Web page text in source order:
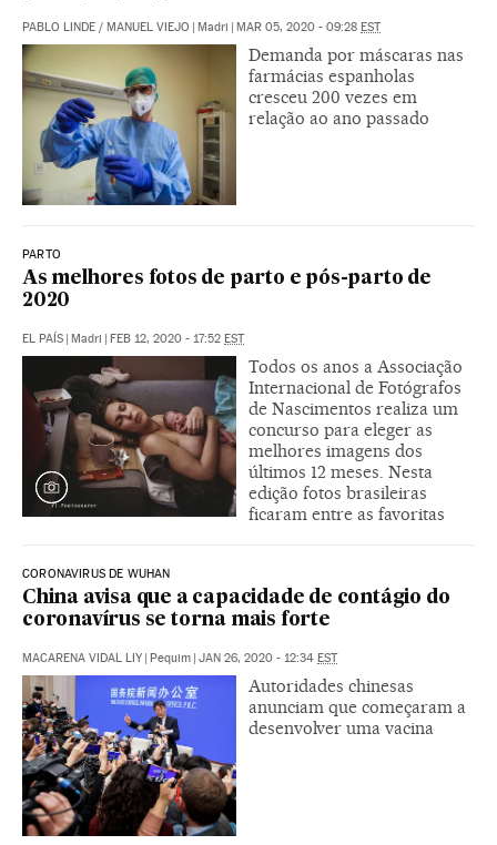
PABLO LINDE / MANUEL VIEJO | Madri | MAR 05, 2020 - 09:28 EST
Demanda por máscaras nas
farmácias espanholas
cresceu 200 vezes em
relação ao ano passado
PARTO
As melhores fotos de parto e pós-parto de
2020
EL PAÍS | Madri | FEB 12, 2020 - 17:52 EST
Todos os anos a Associação
Internacional de Fotógrafos
de Nascimentos realiza um
concurso para eleger as
melhores imagens dos
últimos 12 meses. Nesta
edição fotos brasileiras
ficaram entre as favoritas
CORONAVIRUS DE WUHAN
China avisa que a capacidade de contágio do
coronavírus se torna mais forte
MACARENA VIDAL LIY | Pequim | JAN 26, 2020 - 12:34 EST
Autoridades chinesas
anunciam que começaram a
desenvolver uma vacina